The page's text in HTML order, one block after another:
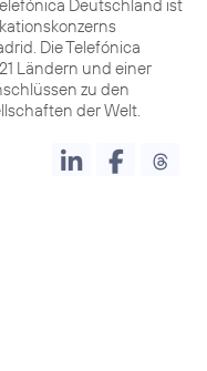
Deutschland ist
Die Telefónica
Ländern und einer
zu den
der Welt.